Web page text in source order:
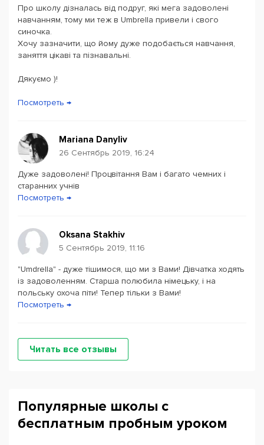
Добро пожаловать! Powered byLeaflet— © Google 2026
Про школу дізналась від подруг, які мега задоволені
навчанням, тому ми теж в Umbrella привели і свого
синочка.
Хочу зазначити, що йому дуже подобається навчання,
заняття цікаві та пізнавальні.
Дякуємо )!
Посмотреть →
Mariana Danyliv
26 Сентябрь 2019, 16:24
Дуже задоволені! Процвітання Вам і багато чемних і
старанних учнів
Посмотреть →
Oksana Stakhiv
5 Сентябрь 2019, 11:16
"Umdrella" - дуже тішимося, що ми з Вами! Дівчатка ходять
із задоволенням. Старша полюбила німецьку, і на
польську охоча піти! Тепер тільки з Вами!
Посмотреть →
Читать все отзывы
Популярные школы с
бесплатным пробным уроком